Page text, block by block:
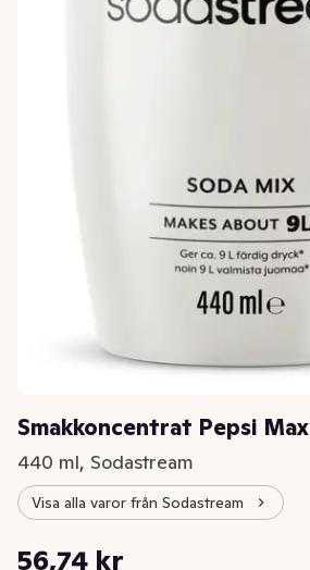
Smakkoncentrat Pepsi Max
440 ml, Sodastream
Visa alla varor från Sodastream
56,74 kr
Styckpris: 128,95 kr /l